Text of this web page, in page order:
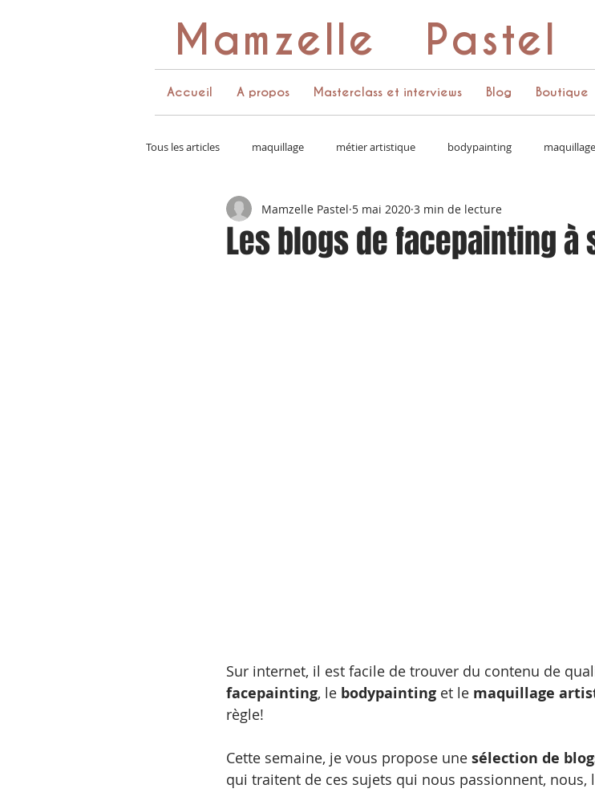
Mamzelle Pastel
Accueil A propos Masterclass et interviews Blog Boutique
Tous les articles maquillage métier artistique bodypainting
couleurs et pinceaux palette de couleurs vie d'artiste
Les blogs de facepainting à
Mamzelle Pastel 5 mai 2020 3 min de lecture
Sur internet, il est facile de trouver du contenu de
facepainting, le bodypainting et le maquillage
règle!
Cette semaine, je vous propose une sélection de
qui traitent de ces sujets qui nous passionnent, nous,